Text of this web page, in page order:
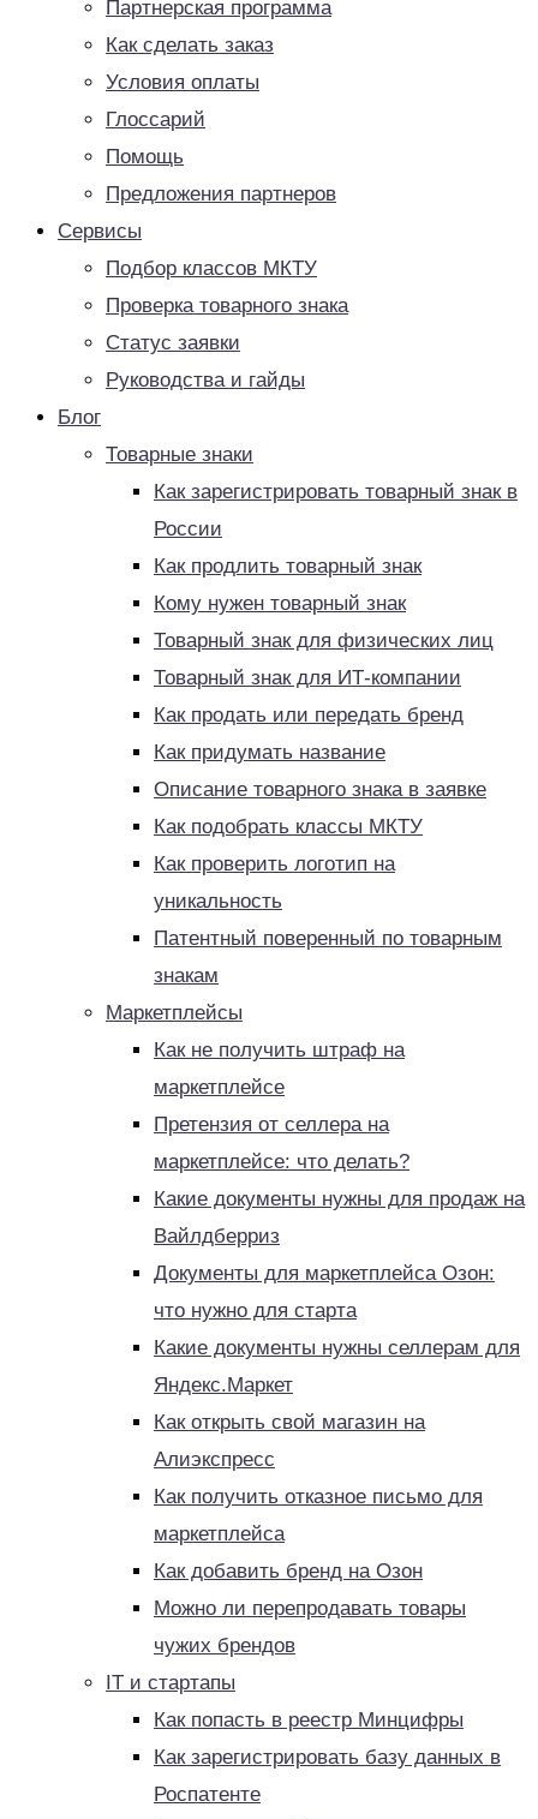
Партнерская программа
Как сделать заказ
Условия оплаты
Глоссарий
Помощь
Предложения партнеров
Сервисы
Подбор классов МКТУ
Проверка товарного знака
Статус заявки
Руководства и гайды
Блог
Товарные знаки
Как зарегистрировать товарный знак в
России
Как продлить товарный знак
Кому нужен товарный знак
Товарный знак для физических лиц
Товарный знак для ИТ-компании
Как продать или передать бренд
Как придумать название
Описание товарного знака в заявке
Как подобрать классы МКТУ
Как проверить логотип на
уникальность
Патентный поверенный по товарным
знакам
Маркетплейсы
Как не получить штраф на
маркетплейсе
Претензия от селлера на
маркетплейсе: что делать?
Какие документы нужны для продаж на
Вайлдберриз
Документы для маркетплейса Озон:
что нужно для старта
Какие документы нужны селлерам для
Яндекс.Маркет
Как открыть свой магазин на
Алиэкспресс
Как получить отказное письмо для
маркетплейса
Как добавить бренд на Озон
Можно ли перепродавать товары
чужих брендов
IT и стартапы
Как попасть в реестр Минцифры
Как зарегистрировать базу данных в
Роспатенте